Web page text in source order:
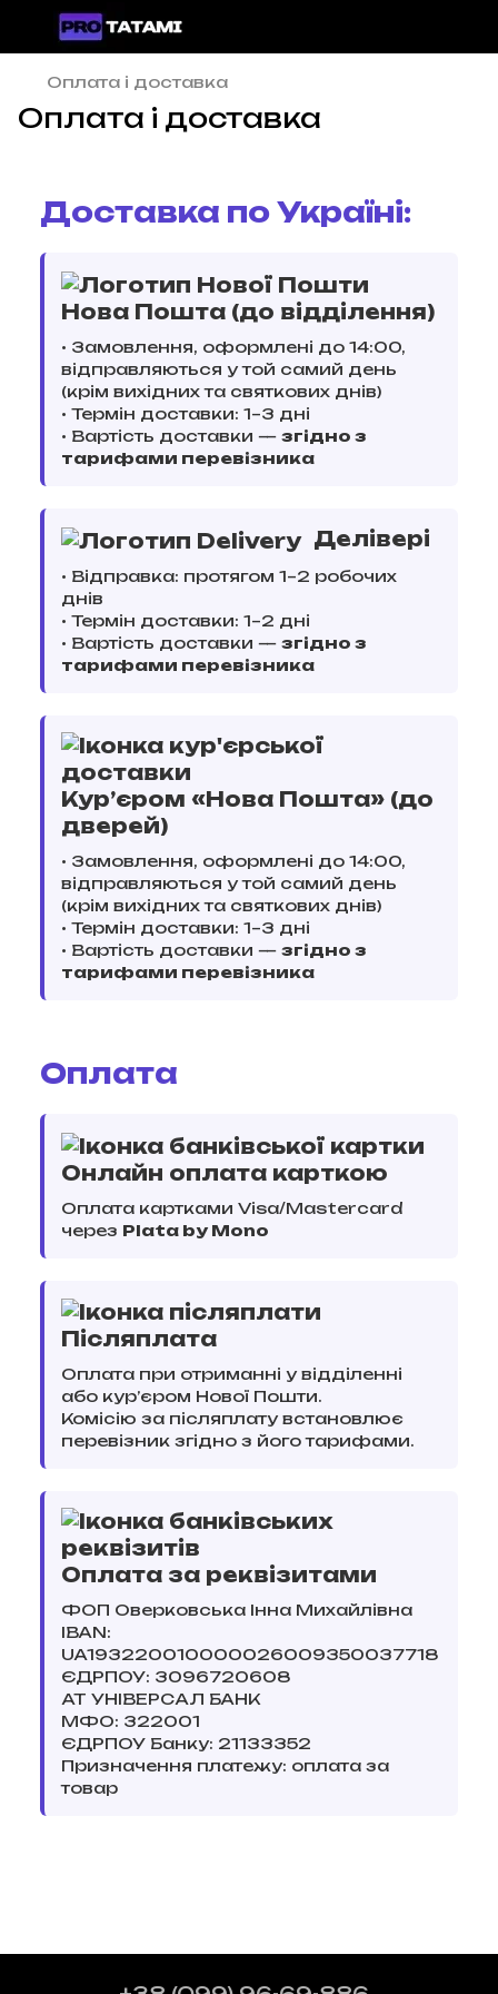
Оплата і доставка
Оплата і доставка
Доставка по Україні:
Нова Пошта (до відділення)
• Замовлення, оформлені до 14:00,
відправляються у той самий день
(крім вихідних та святкових днів)
• Термін доставки: 1–3 дні
• Вартість доставки — згідно з
тарифами перевізника
Делівері
• Відправка: протягом 1–2 робочих
днів
• Термін доставки: 1–2 дні
• Вартість доставки — згідно з
тарифами перевізника
Кур’єром «Нова Пошта» (до
дверей)
• Замовлення, оформлені до 14:00,
відправляються у той самий день
(крім вихідних та святкових днів)
• Термін доставки: 1–3 дні
• Вартість доставки — згідно з
тарифами перевізника
Оплата
Онлайн оплата карткою
Оплата картками Visa/Mastercard
через Plata by Mono
Післяплата
Оплата при отриманні у відділенні
або кур’єром Нової Пошти.
Комісію за післяплату встановлює
перевізник згідно з його тарифами.
Оплата за реквізитами
ФОП Оверковська Інна Михайлівна
IBAN:
UA193220010000026009350037718
ЄДРПОУ: 3096720608
АТ УНІВЕРСАЛ БАНК
МФО: 322001
ЄДРПОУ Банку: 21133352
Призначення платежу: оплата за
товар